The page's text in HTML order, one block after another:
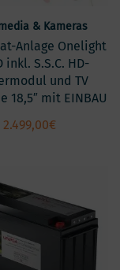
& Kameras
Anlage Onelight
inkl. S.S.C. HD-
und TV
18,5″ mit EINBAU
2.499,00€